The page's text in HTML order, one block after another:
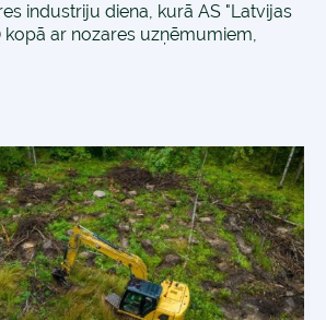
industriju diena, kurā AS "Latvijas
kopā ar nozares uzņēmumiem,